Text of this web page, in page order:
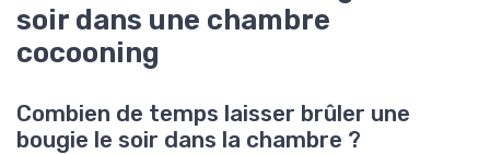
soir dans une chambre
cocooning
Combien de temps laisser brûler une
bougie le soir dans la chambre ?